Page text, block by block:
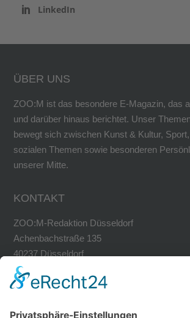
LinkedIn
ÜBER UNS
ZOO:M ist das besondere E-Magazin, das
und darüber hinaus berichtet. Unser
bewegt sich zwischen Kunst & Kultur,
sozialen Themen sowie besonderen
unserer Mitte.
KONTAKT
ZOO:M-Redaktion Düsseldorf
Achenbachstraße 135
40237 Düsseldorf
Tel. 0211-30200741
Fax 0211-30200749